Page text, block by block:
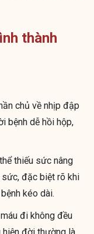
thành
chủ về nhịp đập
bệnh dễ hồi hộp,
thiếu sức nâng
sức, đặc biệt rõ khi
kéo dài.
đi không đều